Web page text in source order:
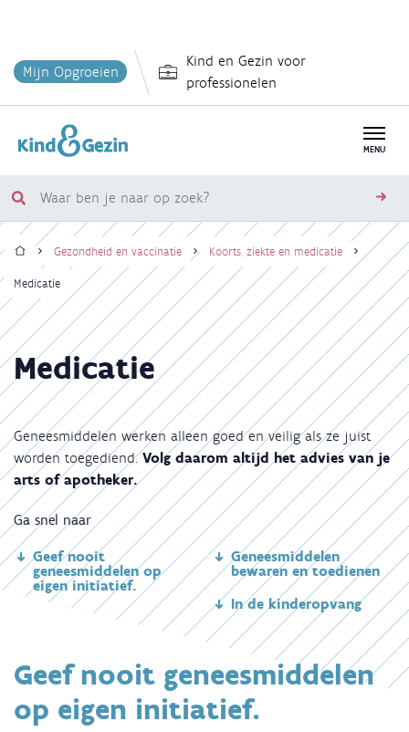
en
inhoud
Mijn Opgroeien
Kind en Gezin voor
professionelen
MENU
Waar
ben
je
op
zoek?
Kruimelpad
HomeGezondheid en vaccinatie Koorts, ziekte en medicatie
Medicatie
Medicatie
Geneesmiddelen werken alleen goed en veilig als ze juist
worden toegediend.Volg daarom altijd het advies van je
arts of apotheker.
Ga snel naar
Geef nooit
geneesmiddelen op
eigen initiatief.
Geneesmiddelen
bewaren en toedienen
In de kinderopvang
Geef nooit geneesmiddelen
op eigen initiatief.